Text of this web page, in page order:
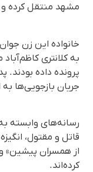
مشهد منتقل کرده
به کلانتری
جریان بازجویی‌ها
رسانه‌های وابسته
قاتل و مقتول،
از همسران پیشین» و
کرده‌اند.